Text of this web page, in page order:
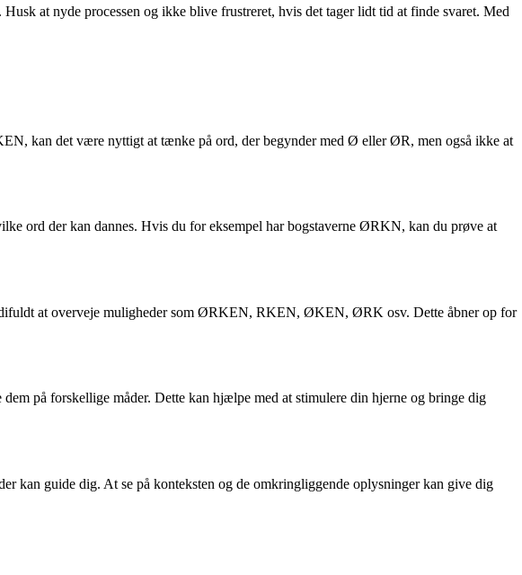
at nyde processen og ikke blive frustreret, hvis det tager lidt tid at finde svaret. Med
kan det være nyttigt at tænke på ord, der begynder med Ø eller ØR, men også ikke at
ord der kan dannes. Hvis du for eksempel har bogstaverne ØRKN, kan du prøve at
at overveje muligheder som ØRKEN, RKEN, ØKEN, ØRK osv. Dette åbner op for
på forskellige måder. Dette kan hjælpe med at stimulere din hjerne og bringe dig
kan guide dig. At se på konteksten og de omkringliggende oplysninger kan give dig